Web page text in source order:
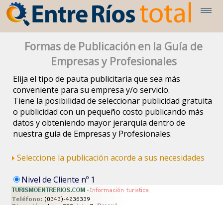
Formas de Publicación en la Guía de
Empresas y Profesionales
Elija el tipo de pauta publicitaria que sea más
conveniente para su empresa y/o servicio.
Tiene la posibilidad de seleccionar publicidad gratuita
o publicidad con un pequeño costo publicando más
datos y obteniendo mayor jerarquía dentro de
nuestra guía de Empresas y Profesionales.
Seleccione la publicación acorde a sus necesidades
Nivel de Cliente nº 1